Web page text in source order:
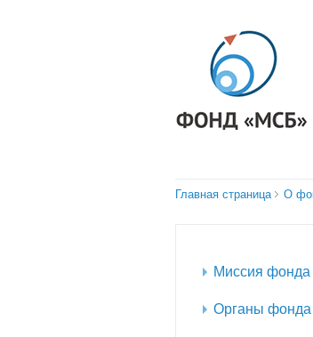
Главная страница О
Миссия фонда
Органы фонда